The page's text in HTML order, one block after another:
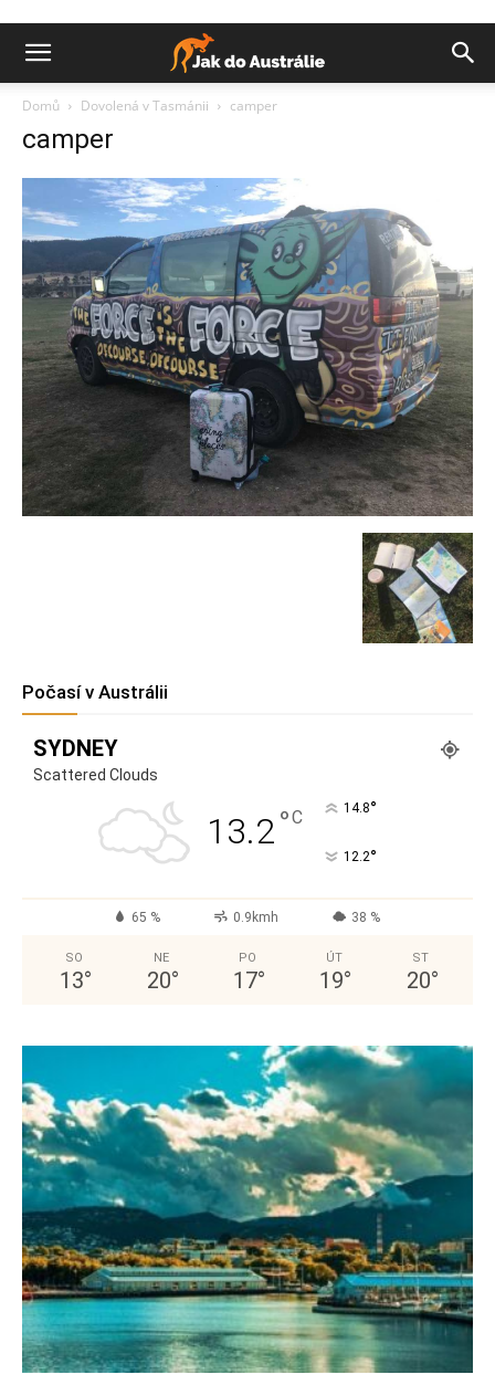
Domů Dovolená v Tasmánii camper
camper
Počasí v Austrálii
SYDNEY
Scattered Clouds
13.2°C 14.8°
12.2°
65 % 0.9kmh 38 %
SO
13°
NE
20°
PO
17°
ÚT
19°
ST
20°